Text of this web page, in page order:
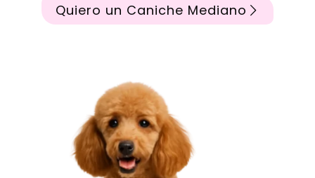
Quiero un Caniche Mediano